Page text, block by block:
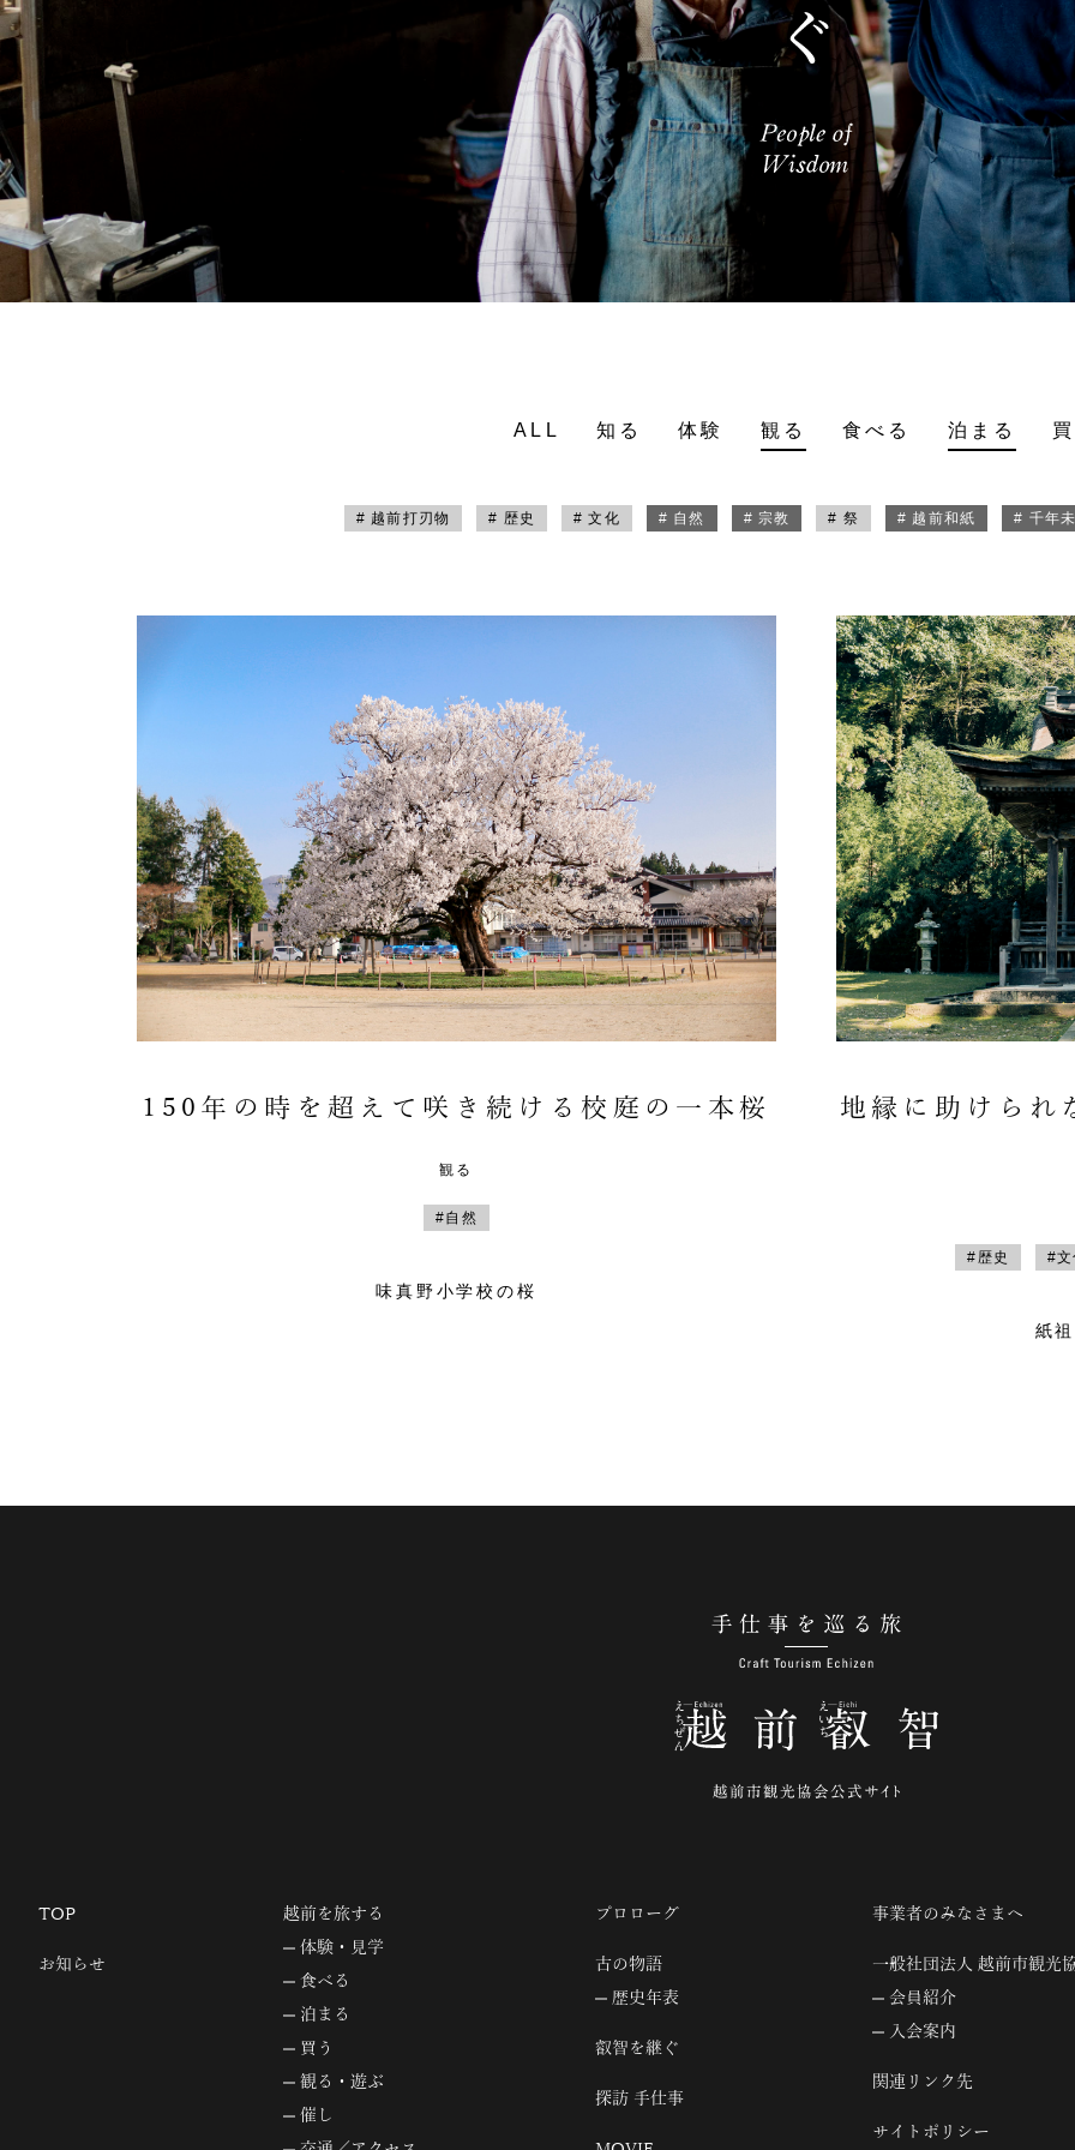
ALL 知る 体験 観る 食べる 泊まる
# 越前打刃物 # 歴史 # 文化 # 自然 # 宗教 # 祭 # 越前和紙 # 千年
150年の時を超えて咲き続ける校庭の一本桜
観る
#自然
味真野小学校の桜
地縁に助けられ
#歴史 #
紙
TOP
お知らせ
越前を旅する
体験・見学
食べる
泊まる
買う
観る・遊ぶ
催し
プロローグ
古の物語
歴史年表
叡智を継ぐ
探訪 手仕事
事業者のみなさまへ
一般社団法人 越前市観光
会員紹介
入会案内
関連リンク先
サイトポリシー